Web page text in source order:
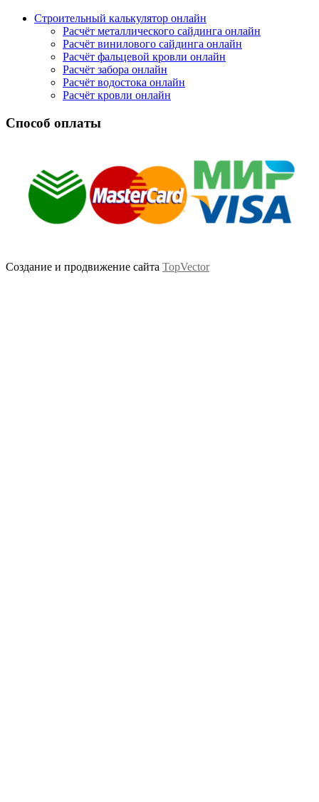
Строительный калькулятор онлайн
Расчёт металлического сайдинга онлайн
Расчёт винилового сайдинга онлайн
Расчёт фальцевой кровли онлайн
Расчёт забора онлайн
Расчёт водостока онлайн
Расчёт кровли онлайн
Способ оплаты
Создание и продвижение сайта TopVector